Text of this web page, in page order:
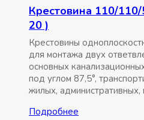
Крестовина 110/
20 )
Крестовины
для монтажа двух
основных
под углом 87,5°,
жилых,
Подробнее